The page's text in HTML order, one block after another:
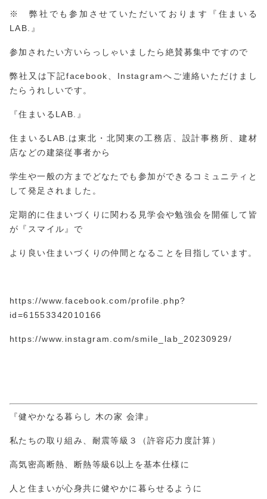
※ 弊社でも参加させていただいております『住まいる
LAB.』
参加されたい方いらっしゃいましたら絶賛募集中ですので
弊社又は下記facebook、Instagramへご連絡いただけまし
たらうれしいです。
『住まいるLAB.』
住まいるLAB.は東北・北関東の工務店、設計事務所、建材
店などの建築従事者から
学生や一般の方までどなたでも参加ができるコミュニティと
して発足されました。
定期的に住まいづくりに関わる見学会や勉強会を開催して皆
が『スマイル』で
より良い住まいづくりの仲間となることを目指しています。
https://www.facebook.com/profile.php?
id=61553342010166
https://www.instagram.com/smile_lab_20230929/
『健やかなる暮らし 木の家 会津』
私たちの取り組み、耐震等級３（許容応力度計算）
高気密高断熱、断熱等級6以上を基本仕様に
人と住まいが心身共に健やかに暮らせるように